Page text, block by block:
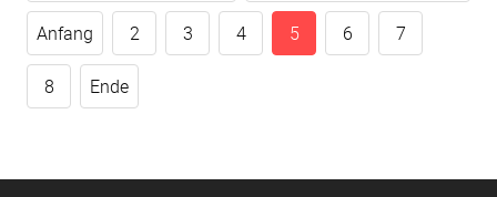
Anfang 2 3 4 5 6 7
8 Ende